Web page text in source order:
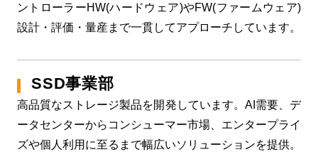
ントローラーHW(ハードウェア)やFW(ファームウェア)
設計・評価・量産まで一貫してアプローチしています。
SSD事業部
高品質なストレージ製品を開発しています。AI需要、デ
ータセンターからコンシューマー市場、エンタープライ
ズや個人利用に至るまで幅広いソリューションを提供。